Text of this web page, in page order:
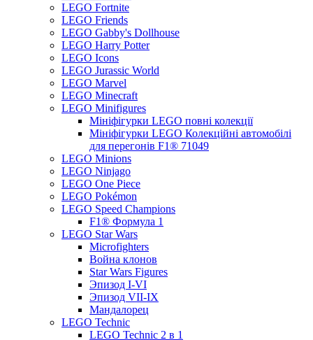
LEGO Fortnite
LEGO Friends
LEGO Gabby's Dollhouse
LEGO Harry Potter
LEGO Icons
LEGO Jurassic World
LEGO Marvel
LEGO Minecraft
LEGO Minifigures
Мініфігурки LEGO повні колекції
Мініфігурки LEGO Колекційні автомобілі
для перегонів F1® 71049
LEGO Minions
LEGO Ninjago
LEGO One Piece
LEGO Pokémon
LEGO Speed Champions
F1® Формула 1
LEGO Star Wars
Microfighters
Война клонов
Star Wars Figures
Эпизод I-VI
Эпизод VII-IX
Мандалорец
LEGO Technic
LEGO Technic 2 в 1